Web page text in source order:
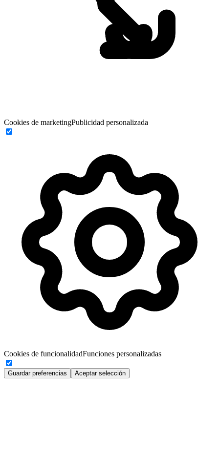
Cookies de marketingPublicidad personalizada
Cookies de funcionalidadFunciones personalizadas
Guardar preferencias Aceptar selección